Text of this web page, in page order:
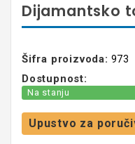
Dijamantsko
Šifra proizvoda: 973
Dostupnost:
Na stanju
Upustvo za